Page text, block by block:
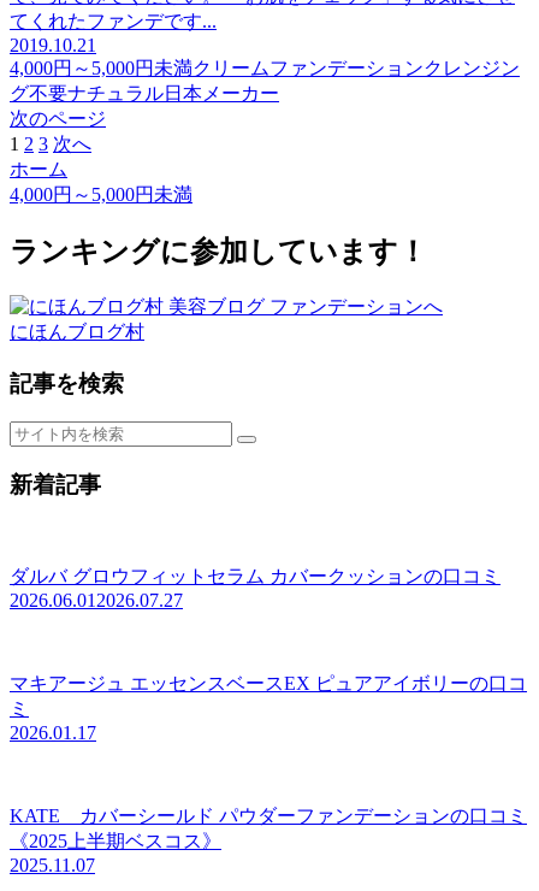
てくれたファンデです...
2019.10.21
4,000円～5,000円未満クリームファンデーションクレンジン
グ不要ナチュラル日本メーカー
次のページ
1 2 3 次へ
ホーム
4,000円～5,000円未満
ランキングに参加しています！
にほんブログ村
記事を検索
新着記事
ダルバ グロウフィットセラム カバークッションの口コミ
2026.06.01 2026.07.27
マキアージュ エッセンスベースEX ピュアアイボリーの口コ
ミ
2026.01.17
KATE カバーシールド パウダーファンデーションの口コミ
《2025上半期ベスコス》
2025.11.07